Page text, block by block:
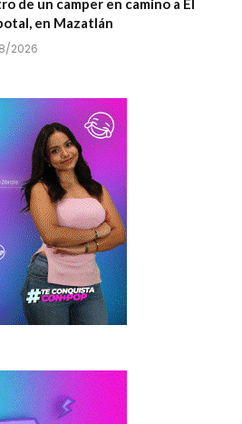
de un camper en camino a El
en Mazatlán
2026